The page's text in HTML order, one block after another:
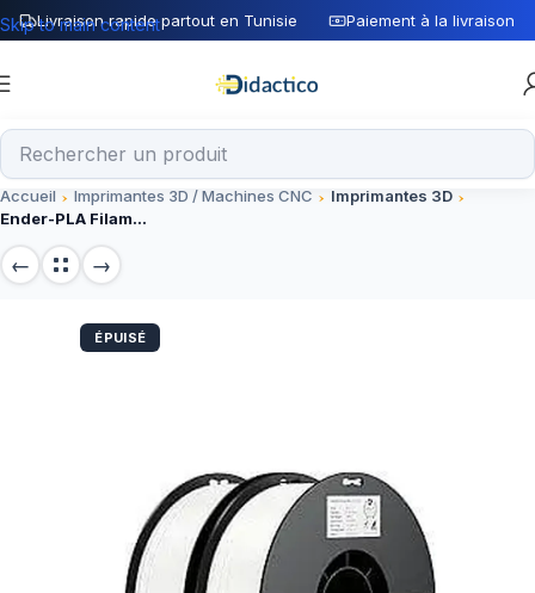
Livraison rapide partout en Tunisie Paiement à la livraison
Skip to main content
Accueil Imprimantes 3D / Machines CNC
Imprimantes 3D
Ender-PLA Filament Blanc 1.0kg 1.75mm
ÉPUISÉ